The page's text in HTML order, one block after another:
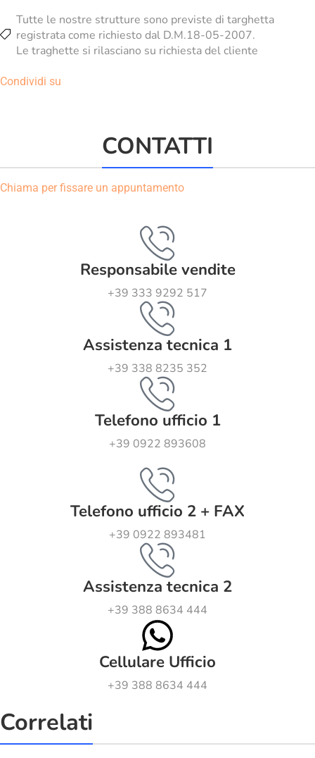
Tutte le nostre strutture sono previste di targhetta
registrata come richiesto dal D.M.18-05-2007.
Le traghette si rilasciano su richiesta del cliente
Condividi su
CONTATTI
Chiama per fissare un appuntamento
Responsabile vendite
+39 333 9292 517
Assistenza tecnica 1
+39 338 8235 352
Telefono ufficio 1
+39 0922 893608
Telefono ufficio 2 + FAX
+39 0922 893481
Assistenza tecnica 2
+39 388 8634 444
Cellulare Ufficio
+39 388 8634 444
Correlati